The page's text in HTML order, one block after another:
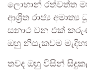
ලොහාන් රත්වත්ත
ආශ්‍රිත රාජ්‍ය
සනාථ වන එක්
ඔහු නිසැකවම
තවද ඔහු විසින්